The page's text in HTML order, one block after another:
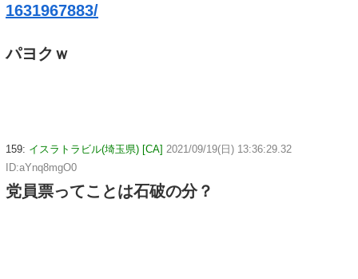
1631967883/
パヨクｗ
159: イスラトラビル(埼玉県) [CA] 2021/09/19(日) 13:36:29.32
ID:aYnq8mgO0
党員票ってことは石破の分？